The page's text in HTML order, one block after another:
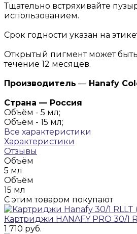
Тщательно встряхивайте
использованием.
Срок годности указан на
Открытый пигмент может
течение 12 месяцев.
Производитель — Hanafy
Страна — Россия
Объём - 5 мл;
Объём - 15 мл;
Все характеристики
Характеристики
Отзывы
Объём
5 мл
Объём
15 мл
С этим товаром покупают
Картриджи HANAFY PRO 30/1
1 710 руб.